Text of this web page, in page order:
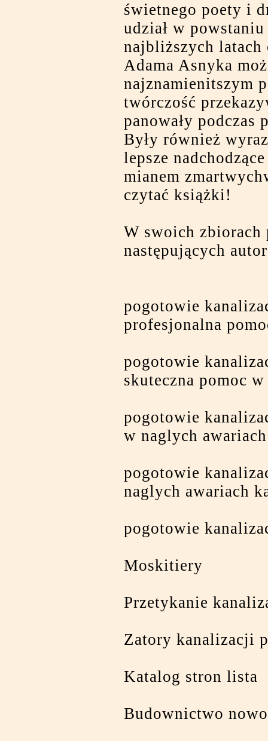
świetnego poety i
udział w
najbliższych latach
Adama Asnyka
najznamienitszym
twórczość
panowały podczas
Były również
lepsze
mianem
czytać książki!
W swoich zbiorach
następujących
pogotowie
profesjonalna
pogotowie
skuteczna pomoc
pogotowie
w naglych awariach
pogotowie
naglych awariach
pogotowie
Moskitiery
Przetykanie
Zatory kanalizacji
Katalog stron lista
Budownictwo